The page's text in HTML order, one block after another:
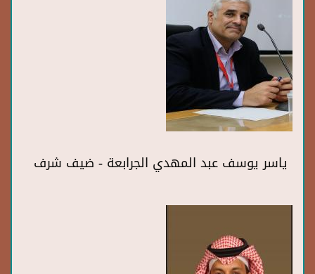
ياسر يوسف عبد المهدي الجرابعة - ضيف شرف